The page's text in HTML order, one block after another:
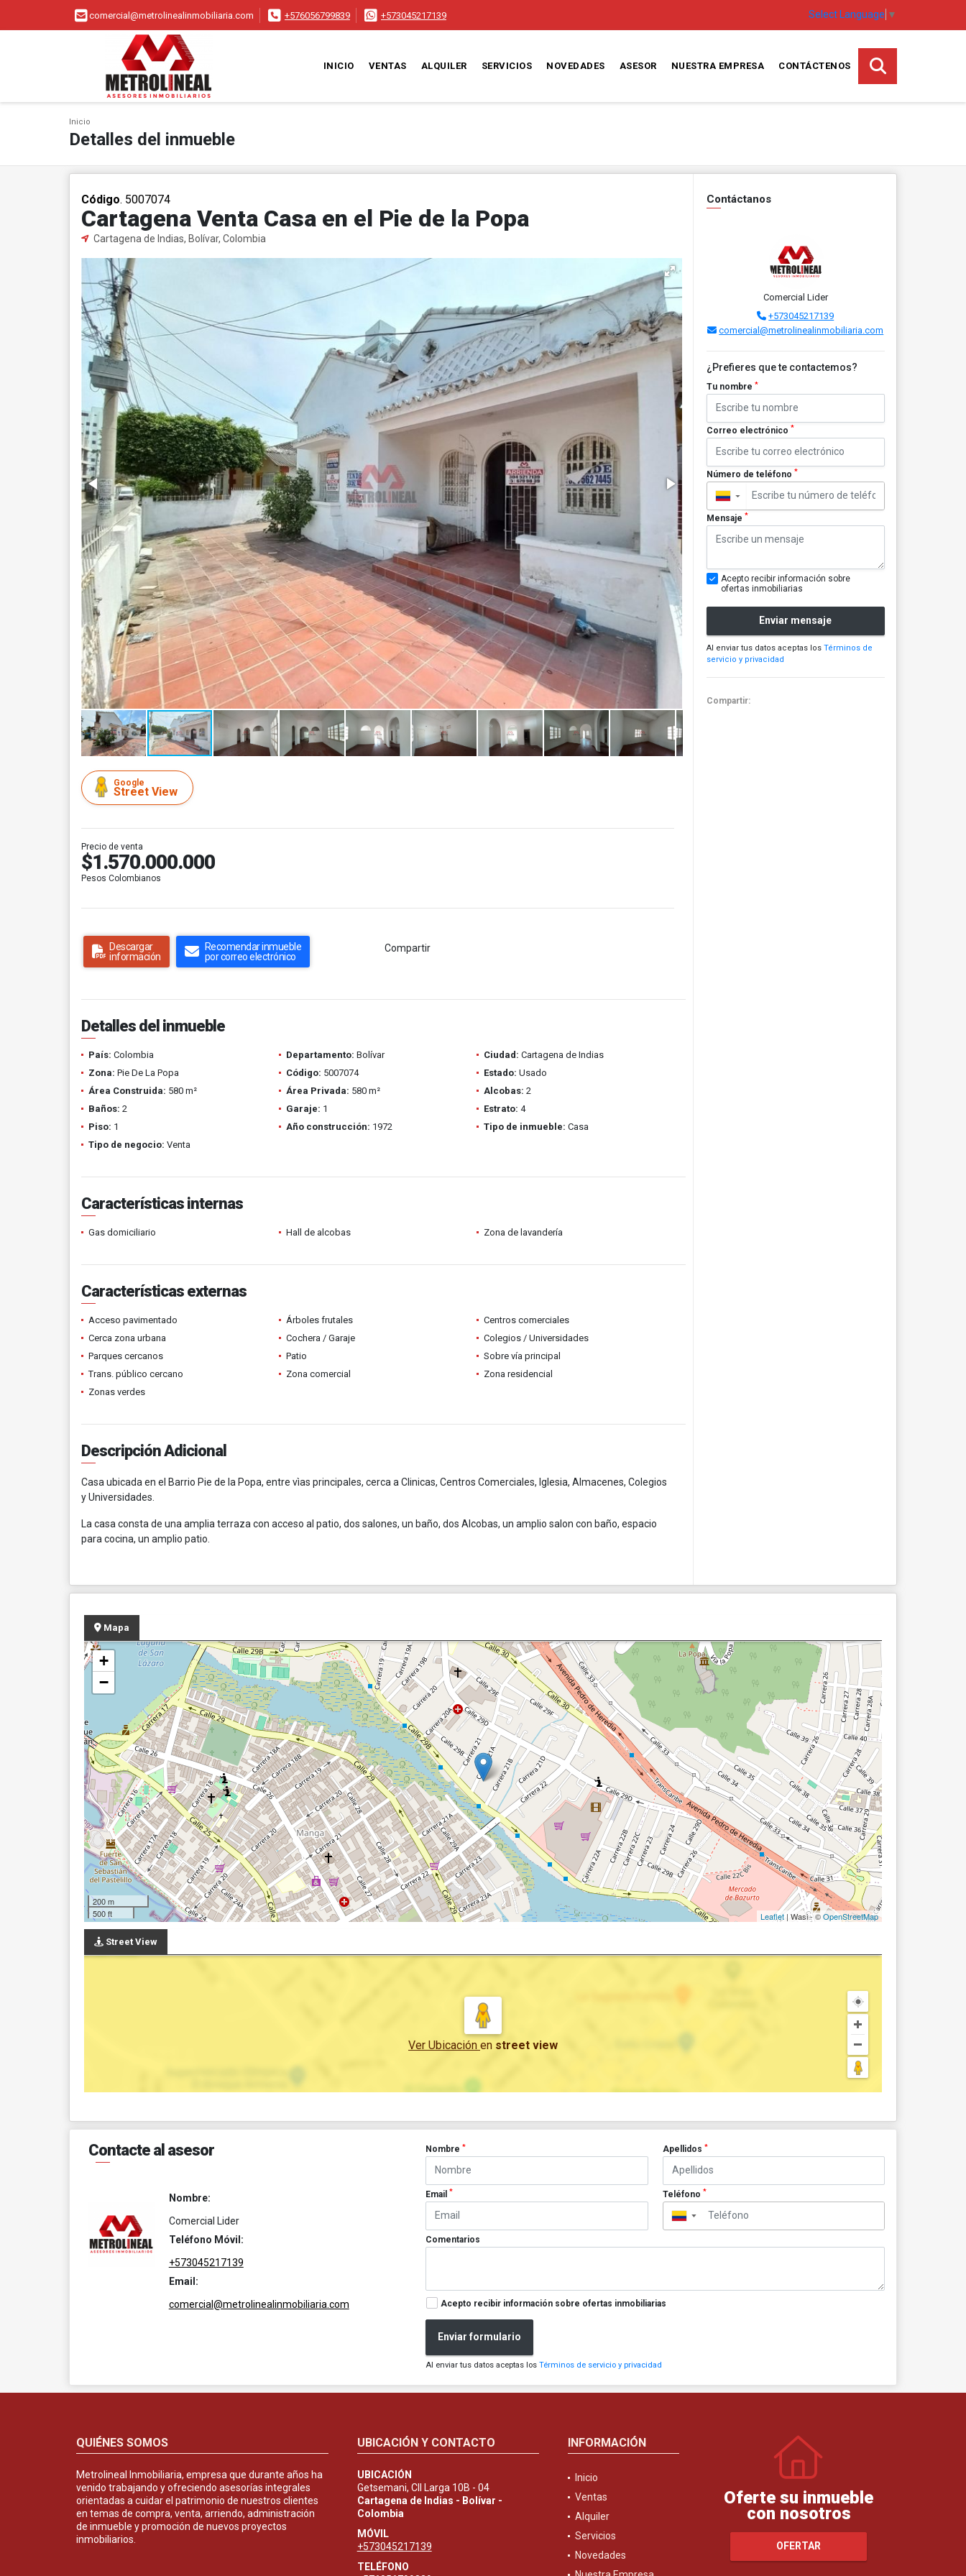
comercial@metrolinealinmobiliaria.com +576056799839 +573045217139 Select Language ▼
INICIO VENTAS ALQUILER SERVICIOS NOVEDADES ASESOR NUESTRA EMPRESA CONTÁCTENOS
Inicio
Detalles del inmueble
Código. 5007074
Cartagena Venta Casa en el Pie de la Popa
Cartagena de Indias, Bolívar, Colombia
Google
Street View
Precio de venta
$1.570.000.000
Pesos Colombianos
Descargar
información
Recomendar inmueble
por correo electrónico
Compartir
Detalles del inmueble
País: Colombia Departamento: Bolívar Ciudad: Cartagena de Indias
Zona: Pie De La Popa Código: 5007074 Estado: Usado
Área Construida: 580 m² Área Privada: 580 m² Alcobas: 2
Baños: 2 Garaje: 1 Estrato: 4
Piso: 1 Año construcción: 1972 Tipo de inmueble: Casa
Tipo de negocio: Venta
Características internas
Gas domiciliario Hall de alcobas Zona de lavandería
Características externas
Acceso pavimentado Árboles frutales
Centros comerciales
Cerca zona urbana
Cochera / Garaje
Colegios / Universidades
Parques cercanos
Patio
Sobre vía principal
Trans. público cercano
Zona comercial
Zona residencial
Zonas verdes
Descripción Adicional
Casa ubicada en el Barrio Pie de la Popa, entre vìas principales, cerca a Clinicas, Centros Comerciales, Iglesia, Almacenes, Colegios
y Universidades.
La casa consta de una amplia terraza con acceso al patio, dos salones, un baño, dos Alcobas, un amplio salon con baño, espacio
para cocina, un amplio patio.
Contáctanos
Comercial Lider
+573045217139
comercial@metrolinealinmobiliaria.com
¿Prefieres que te contactemos?
Tu nombre *
Correo electrónico *
Número de teléfono *
▼
Mensaje *
Acepto recibir información sobre
ofertas inmobiliarias
Enviar mensaje
Al enviar tus datos aceptas los Términos de
servicio y privacidad
Compartir:
Mapa
+
−
200 m
500 ft
Leaflet | Wasi - ©OpenStreetMap
Street View
Ver Ubicación en street view
Contacte al asesor
Nombre:
Comercial Lider
Teléfono Móvil:
+573045217139
Email:
comercial@metrolinealinmobiliaria.com
Nombre* Apellidos *
Email* Teléfono *
▼
Comentarios
Acepto recibir información sobre ofertas inmobiliarias
Enviar formulario
Al enviar tus datos aceptas losTérminos de servicio y privacidad
QUIÉNES SOMOS
Metrolineal Inmobiliaria, empresa que durante años ha
venido trabajando y ofreciendo asesorías integrales
orientadas a cuidar el patrimonio de nuestros clientes
en temas de compra, venta, arriendo, administración
de inmueble y promoción de nuevos proyectos
inmobiliarios.
UBICACIÓN Y CONTACTO
UBICACIÓN
Getsemani, Cll Larga 10B - 04
Cartagena de Indias - Bolívar -
Colombia
MÓVIL
+573045217139
TELÉFONO
INFORMACIÓN
Inicio
Ventas
Alquiler
Servicios
Novedades
Oferte su inmueble
con nosotros
OFERTAR